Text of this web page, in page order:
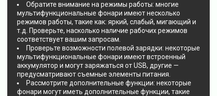
Обратите внимание на режимы работы: многие
мультифункциональные фонари имеют несколько
режимов работы, такие как: яркий, слабый, мигающий и
т.д. Проверьте, насколько наличие рабочих режимов
соответствует вашим запросам.
Проверьте возможности полевой зарядки: некоторые
мультифункциональные фонари имеют встроенный
аккумулятор и могут заряжаться от USB, другие —
предусматривают съемные элементы питания.
Рассмотрите дополнительные функции: некоторые
фонари могут иметь дополнительные функции, такие